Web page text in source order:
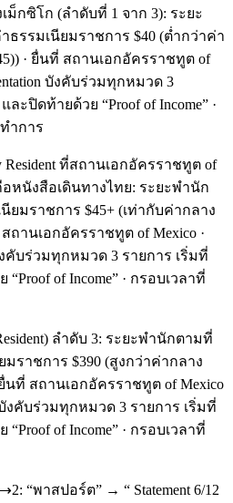
ม็กซิโก (ลำดับที่ 1 จาก 3): ระยะ
ธรรมเนียมราชการ $40 (ต่ำกว่าค่า
· ยื่นที่ สถานเอกอัครราชทูต of
บังคับร่วมทุกหมวด 3
ะปิดท้ายด้วย “Proof of Income” ·
ำการ
Resident ที่สถานเอกอัครราชทูต of
อหนังสือเดินทางไทย: ระยะพำนัก
ยมราชการ $45+ (เท่ากับค่ากลาง
ถานเอกอัครราชทูต of Mexico ·
งคับร่วมทุกหมวด 3 รายการ เริ่มที่
of Income” · กรอบเวลาที่
ลำดับ 3: ระยะพำนักตามที่
ราชการ $390 (สูงกว่าค่ากลาง
นที่ สถานเอกอัครราชทูต of Mexico
บังคับร่วมทุกหมวด 3 รายการ เริ่มที่
of Income” · กรอบเวลาที่
“พาสปอร์ต” → “ Statement 6/12